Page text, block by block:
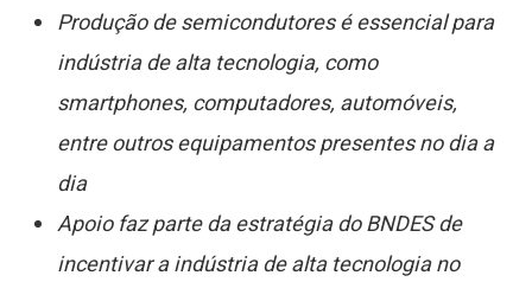
Produção de semicondutores é essencial para
indústria de alta tecnologia, como
smartphones, computadores, automóveis,
entre outros equipamentos presentes no dia a
dia
Apoio faz parte da estratégia do BNDES de
incentivar a indústria de alta tecnologia no